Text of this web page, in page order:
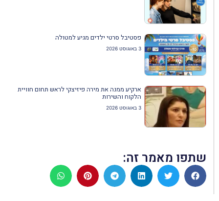
פסטיבל סרטי ילדים מגיע למטולה
3 באוגוסט 2026
ארקיע ממנה את מירה פיזיצקי לראש תחום חוויית
הלקוח והשירות
3 באוגוסט 2026
שתפו מאמר זה: